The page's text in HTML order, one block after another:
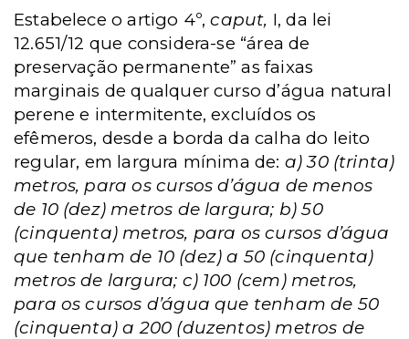
Estabelece o artigo 4º,caput, I, da lei
12.651/12 que considera-se “área de
preservação permanente” as faixas
marginais de qualquer curso d’água natural
perene e intermitente, excluídos os
efêmeros, desde a borda da calha do leito
regular, em largura mínima de: a) 30 (trinta)
metros, para os cursos d’água de menos
de 10 (dez) metros de largura; b) 50
(cinquenta) metros, para os cursos d’água
que tenham de 10 (dez) a 50 (cinquenta)
metros de largura; c) 100 (cem) metros,
para os cursos d’água que tenham de 50
(cinquenta) a 200 (duzentos) metros de